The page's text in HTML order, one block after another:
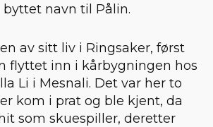
byttet navn til Pålin.
av sitt liv i Ringsaker, først
flyttet inn i kårbygningen hos
Li i Mesnali. Det var her to
kom i prat og ble kjent, da
som skuespiller, deretter